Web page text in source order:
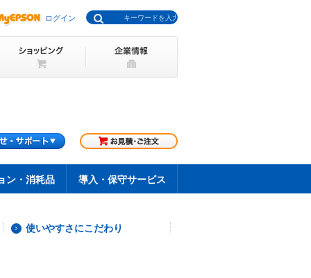
ログイン
ン・消耗品 導入・保守サービス
使いやすさにこだわり